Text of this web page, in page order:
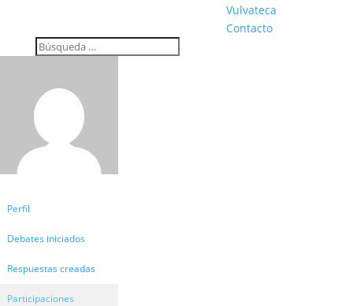
Vulvateca
Contacto
Perfil
Debates iniciados
Respuestas creadas
Participaciones